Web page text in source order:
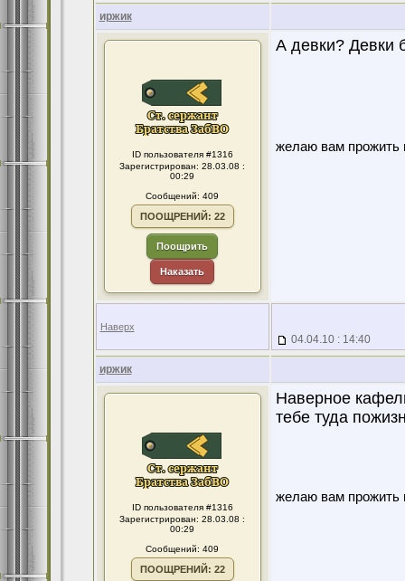
иржик
ID пользователя #1316
Зарегистрирован: 28.03.08 :
00:29
Сообщений: 409
ПООЩРЕНИЙ: 22
Поощрить
Наказать
А девки? Девки
желаю вам прожить
Наверх
04.04.10 : 14:40
иржик
ID пользователя #1316
Зарегистрирован: 28.03.08 :
00:29
Сообщений: 409
ПООЩРЕНИЙ: 22
Наверное
тебе туда
желаю вам прожить